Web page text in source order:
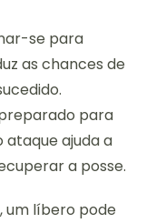
se para
as chances de
para
ataque ajuda a
a posse.
um líbero pode